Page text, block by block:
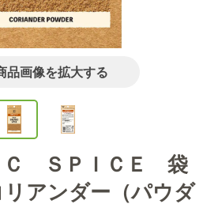
品画像を拡大する
Ｃ ＳＰＩＣＥ 袋
アンダー（パウダ